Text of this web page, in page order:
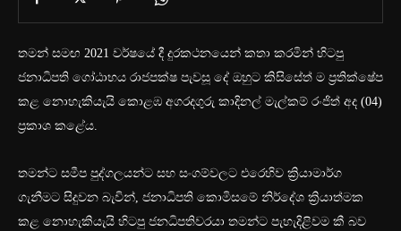
තමන් සමඟ 2021 වර්ෂයේ දී දුරකථනයෙන් කතා කරමින් හිටපු
ජනාධිපති ගෝඨාභය රාජපක්ෂ පැවසූ දේ ඔහුට කිසිසේත් ම ප්‍රතික්ෂේප
කළ නොහැකියැයි කොළඹ අගරදගුරු කාදිනල් මැල්කම් රංජිත් අද (04)
ප්‍රකාශ කළේය.
තමන්ට සමීප පුද්ගලයන්ට සහ සංගම්වලට එරෙහිව ක්‍රියාමාර්ග
ගැනීමට සිදුවන බැවින්, ජනාධිපති කොමිසමේ නිර්දේශ ක්‍රියාත්මක
කළ නොහැකියැයි හිටපු ජනධිපතිවරයා තමන්ට පැහැදිළිවම කී බව